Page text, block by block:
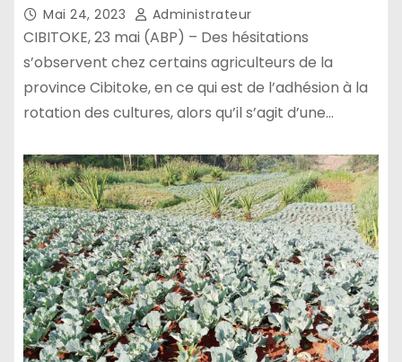
Mai 24, 2023 Administrateur
CIBITOKE, 23 mai (ABP) – Des hésitations
s’observent chez certains agriculteurs de la
province Cibitoke, en ce qui est de l’adhésion à la
rotation des cultures, alors qu’il s’agit d’une…